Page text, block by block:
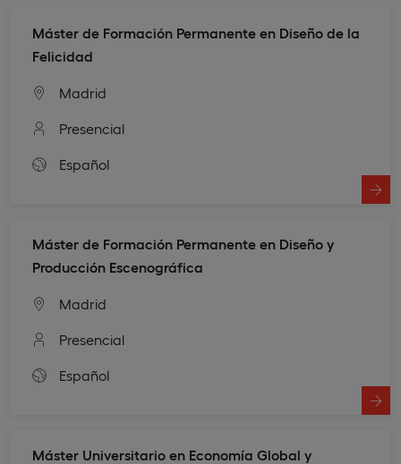
Máster de Formación Permanente en Diseño de la
Felicidad
Madrid
Presencial
Español
Máster de Formación Permanente en Diseño y
Producción Escenográfica
Madrid
Presencial
Español
Máster Universitario en Economía Global y